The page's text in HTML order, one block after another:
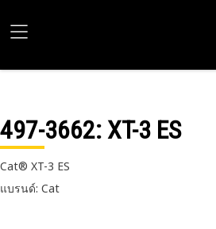
497-3662: XT-3 ES
Cat® XT-3 ES
แบรนด์: Cat